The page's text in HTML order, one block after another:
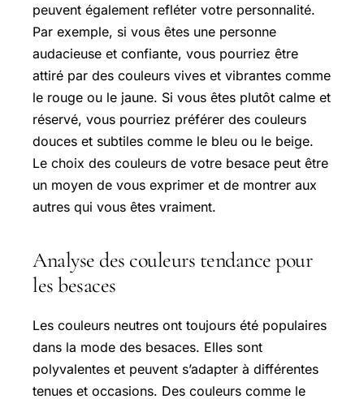
peuvent également refléter votre personnalité.
Par exemple, si vous êtes une personne
audacieuse et confiante, vous pourriez être
attiré par des couleurs vives et vibrantes comme
le rouge ou le jaune. Si vous êtes plutôt calme et
réservé, vous pourriez préférer des couleurs
douces et subtiles comme le bleu ou le beige.
Le choix des couleurs de votre besace peut être
un moyen de vous exprimer et de montrer aux
autres qui vous êtes vraiment.
Analyse des couleurs tendance pour
les besaces
Les couleurs neutres ont toujours été populaires
dans la mode des besaces. Elles sont
polyvalentes et peuvent s’adapter à différentes
tenues et occasions. Des couleurs comme le